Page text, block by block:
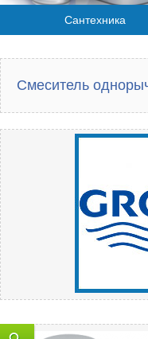
Сантехника
Смеситель